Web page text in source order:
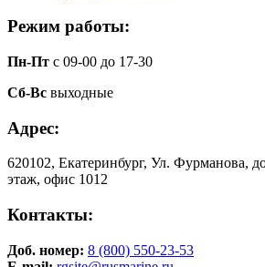
Режим работы:
Пн-Пт с 09-00 до 17-30
Сб-Вс выходные
Адрес:
620102, Екатеринбург, Ул.
этаж, офис 1012
Контакты:
Доб. номер: 8 (800) 550-23-53